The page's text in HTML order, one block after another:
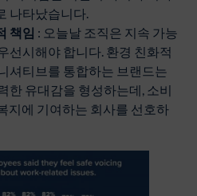
나타났습니다.
책임 : 오늘날 조직은 지속 가능
선시해야 합니다. 환경 친화적
셔티브를 통합하는 브랜드는
한 유대감을 형성하는데, 소비
지에 기여하는 회사를 선호하